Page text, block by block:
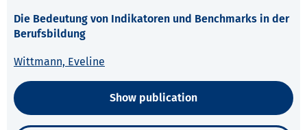
Die Bedeutung von Indikatoren und Benchmarks in der
Berufsbildung
Wittmann, Eveline
Show publication